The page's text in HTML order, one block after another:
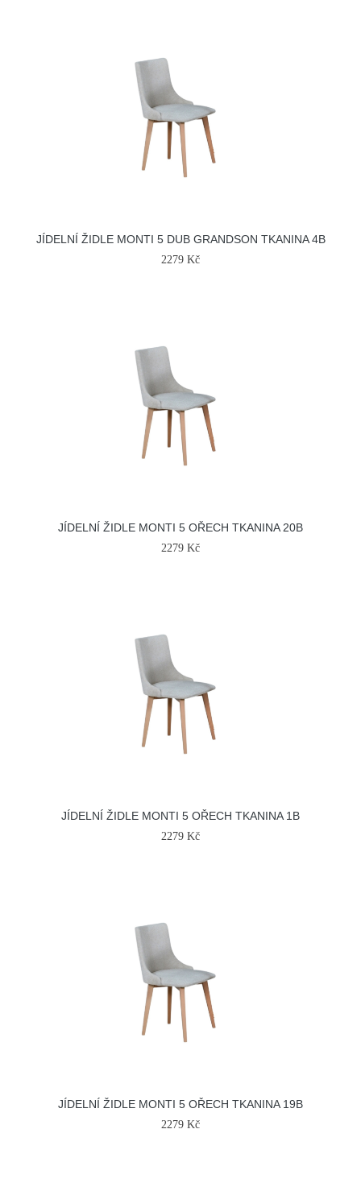
JÍDELNÍ ŽIDLE MONTI 5 DUB GRANDSON TKANINA 4B
2279 Kč
JÍDELNÍ ŽIDLE MONTI 5 OŘECH TKANINA 20B
2279 Kč
JÍDELNÍ ŽIDLE MONTI 5 OŘECH TKANINA 1B
2279 Kč
JÍDELNÍ ŽIDLE MONTI 5 OŘECH TKANINA 19B
2279 Kč